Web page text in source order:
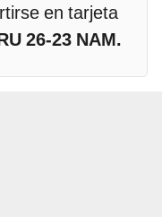
en tarjeta
26-23 NAM.